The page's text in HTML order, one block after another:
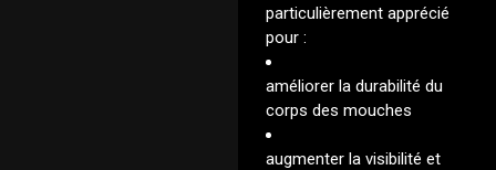
particulièrement apprécié
pour :
améliorer la durabilité du
corps des mouches
augmenter la visibilité et